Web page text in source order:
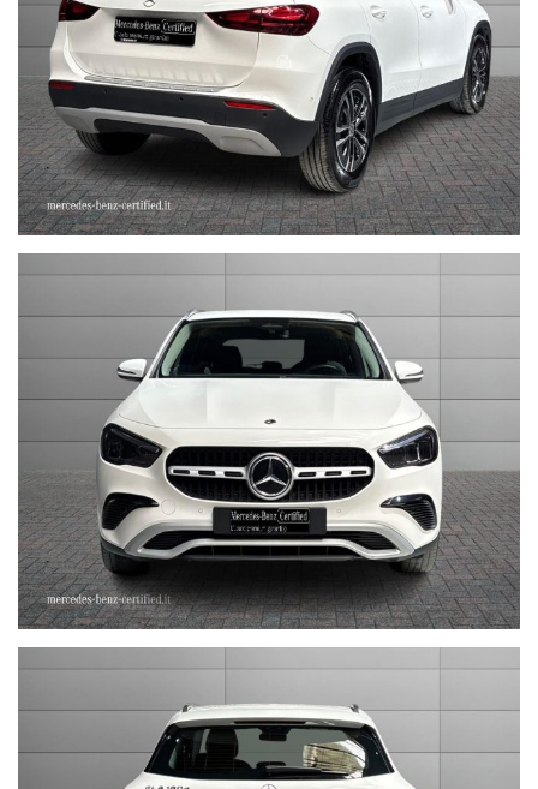
Stefauto S.p.a. declina ogni responsabilità per eventuali non
conformità relative ad equipaggiamento, omologazioni anti
inquinamento, accessori, ecc. pubblicate nei diversi portali.
Dette informazioni che non rappresentano in alcun modo un
impegno contrattuale in quanto non ci è possibile intervenire su
eventuali errori di stampa.